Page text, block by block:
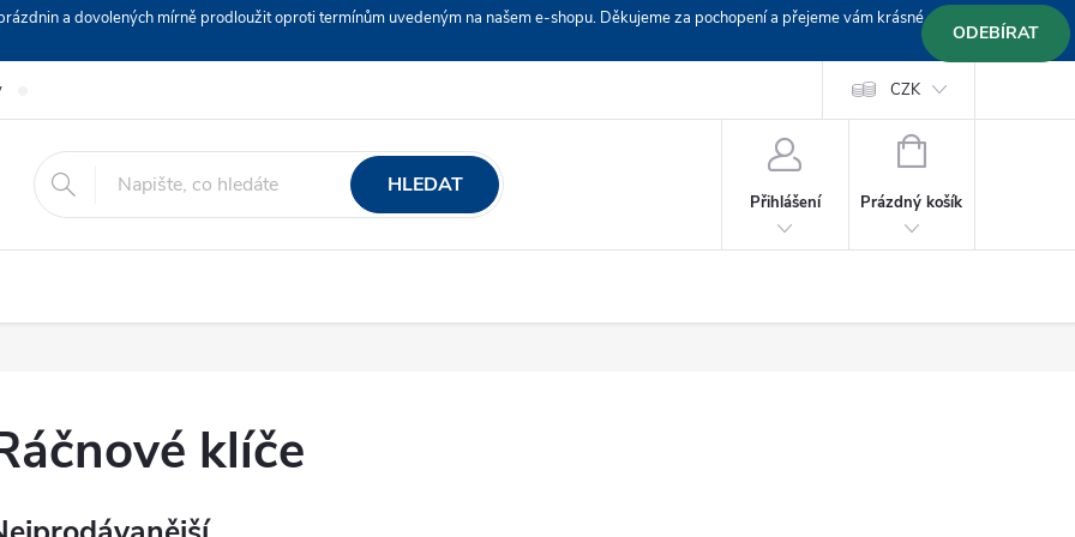
a dovolených mírně prodloužit oproti termínům uvedeným na našem e-shopu. Děkujeme za pochopení a přejeme vám krásné
Platba GoPay +420 603 319382
CZK
HLEDAT
Přihlášení
NÁKUPNÍ
Prázdný košík
ODEBÍRAT
klíče